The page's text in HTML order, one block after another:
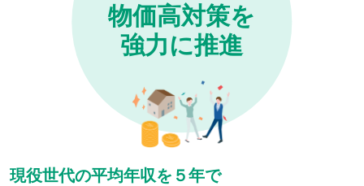
物価高対策を
強力に推進
現役世代の平均年収を５年で